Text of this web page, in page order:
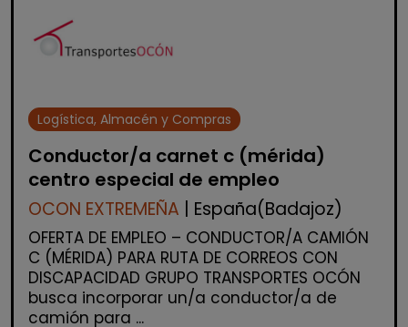
Logística, Almacén y Compras
Conductor/a carnet c (mérida)
centro especial de empleo
OCON EXTREMEÑA | España(Badajoz)
OFERTA DE EMPLEO – CONDUCTOR/A CAMIÓN
C (MÉRIDA) PARA RUTA DE CORREOS CON
DISCAPACIDAD GRUPO TRANSPORTES OCÓN
busca incorporar un/a conductor/a de
camión para ...